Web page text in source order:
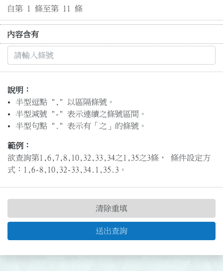
自第 1 條至第 11 條
內容含有
說明：
半型逗點 "," 以區隔條號。
半型減號 "-" 表示連續之條號區間。
半型句點 "." 表示有「之」的條號。
範例：
欲查詢第1,6,7,8,10,32,33,34之1,35之3條， 條件設定方
式：1,6-8,10,32-33,34.1,35.3。
送出查詢
清除重填